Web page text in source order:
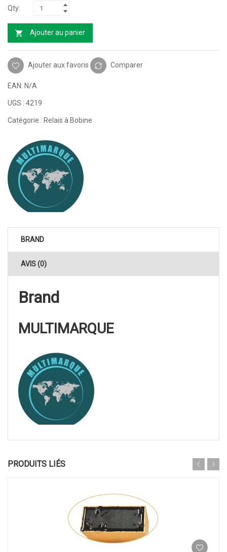
Ajouter au panier
Ajouter aux favoris Comparer
EAN: N/A
UGS : 4219
Catégorie : Relais à Bobine
BRAND
AVIS (0)
Brand
MULTIMARQUE
PRODUITS LIÉS